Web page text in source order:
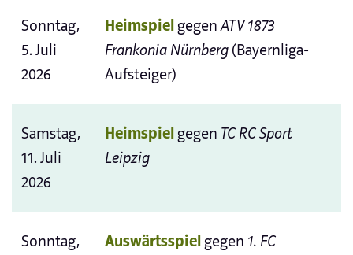
Sonntag,
5. Juli
2026
Heimspiel gegenATV 1873
Frankonia Nürnberg (Bayernliga-
Aufsteiger)
Samstag,
11. Juli
2026
Heimspiel gegen TC RC Sport
Leipzig
Sonntag,
Auswärtsspiel gegen 1. FC